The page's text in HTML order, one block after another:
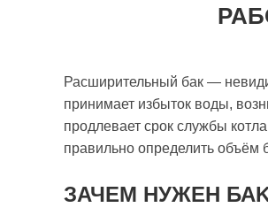
Расширительный бак —
принимает избыток воды,
продлевает срок службы
правильно определить объём
ЗАЧЕМ НУЖЕН